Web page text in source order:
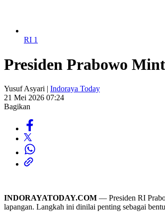
RI 1
Presiden Prabowo
Yusuf Asyari | Indoraya Today
21 Mei 2026 07:24
Bagikan
INDORAYATODAY.COM — Presiden RI
lapangan. Langkah ini dinilai penting sebagai